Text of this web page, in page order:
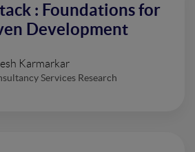
: Foundations for
Development
Karmarkar
Services Research